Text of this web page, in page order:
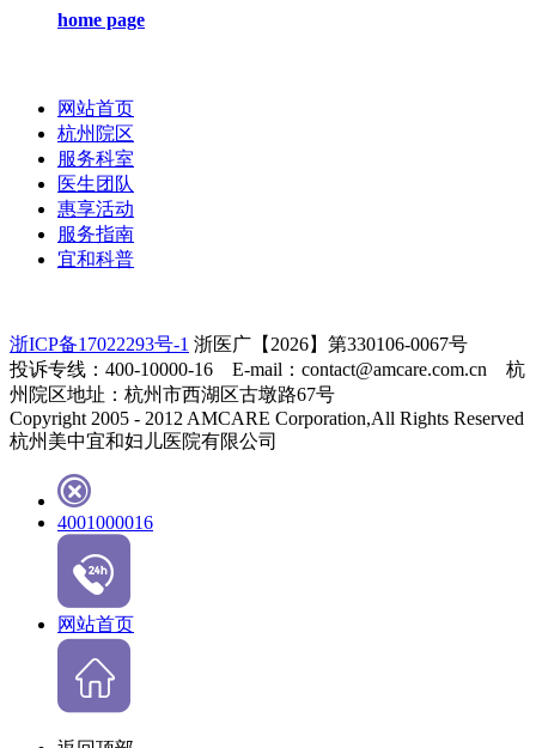
home page
网站首页
杭州院区
服务科室
医生团队
惠享活动
服务指南
宜和科普
浙ICP备17022293号-1 浙医广【2026】第330106-0067号
投诉专线：400-10000-16 E-mail：contact@amcare.com.cn 杭
州院区地址：杭州市西湖区古墩路67号
Copyright 2005 - 2012 AMCARE Corporation,All Rights Reserved
杭州美中宜和妇儿医院有限公司
4001000016
网站首页